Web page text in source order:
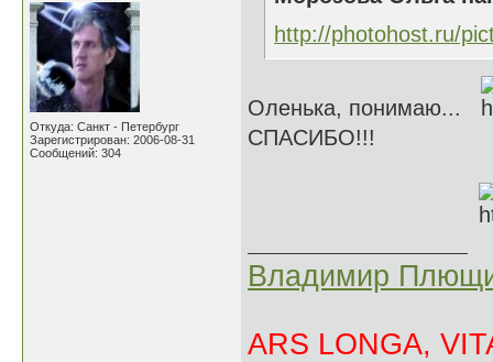
Откуда: Санкт - Петербург
Зарегистрирован: 2006-08-31
Сообщений: 304
http://photohost.ru/
Оленька, понимаю...
СПАСИБО!!!
Владимир
ARS LONGA,